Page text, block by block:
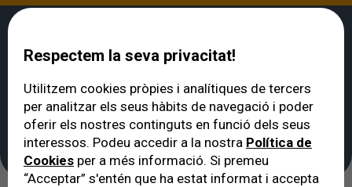
VERTE Comptatge Endotelial
Comptatge Endotelial
Respectem la seva privacitat!
Utilitzem cookies pròpies i analítiques de tercers
per analitzar els seus hàbits de navegació i poder
oferir els nostres continguts en funció dels seus
interessos. Podeu accedir a la nostra Política de
Cookies per a més informació. Si premeu
“Acceptar” s'entén que ha estat informat i accepta